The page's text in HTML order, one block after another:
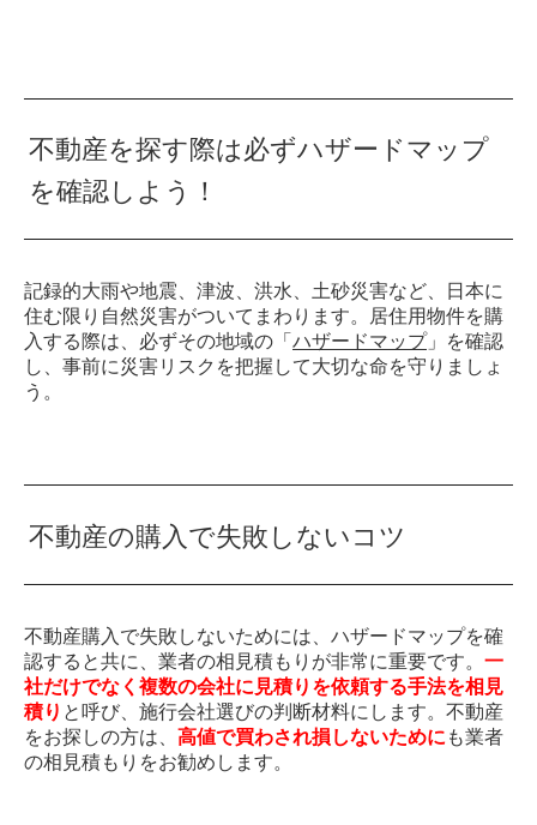
不動産を探す際は必ずハザードマップ
を確認しよう！
記録的大雨や地震、津波、洪水、土砂災害など、日本に
住む限り自然災害がついてまわります。居住用物件を購
入する際は、必ずその地域の「 ハザードマップ」を確認
し、事前に災害リスクを把握して大切な命を守りましょ
う。
不動産の購入で失敗しないコツ
不動産購入で失敗しないためには、ハザードマップを確
認すると共に、業者の相見積もりが非常に重要です。 一
社だけでなく複数の会社に見積りを依頼する手法を相見
積り と呼び、施行会社選びの判断材料にします。不動産
をお探しの方は、 高値で買わされ損しないために も業者
の相見積もりをお勧めします。